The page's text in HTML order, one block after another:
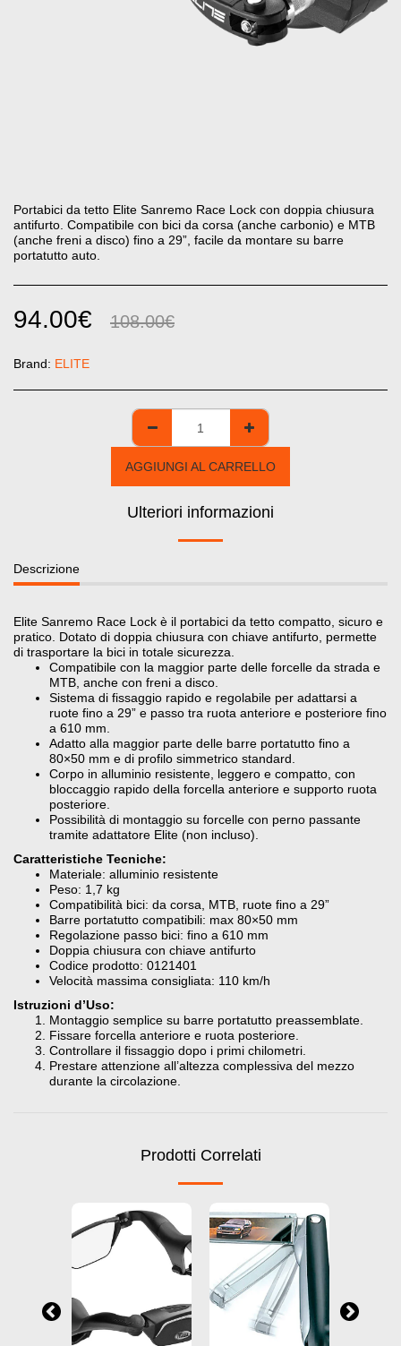
Portabici da tetto Elite Sanremo Race Lock con doppia chiusura
antifurto. Compatibile con bici da corsa (anche carbonio) e MTB
(anche freni a disco) fino a 29”, facile da montare su barre
portatutto auto.
94.00€ 108.00€
Brand: ELITE
AGGIUNGI AL CARRELLO
Ulteriori informazioni
Descrizione
Elite Sanremo Race Lock è il portabici da tetto compatto, sicuro e
pratico. Dotato di doppia chiusura con chiave antifurto, permette
di trasportare la bici in totale sicurezza.
Compatibile con la maggior parte delle forcelle da strada e
MTB, anche con freni a disco.
Sistema di fissaggio rapido e regolabile per adattarsi a
ruote fino a 29” e passo tra ruota anteriore e posteriore fino
a 610 mm.
Adatto alla maggior parte delle barre portatutto fino a
80×50 mm e di profilo simmetrico standard.
Corpo in alluminio resistente, leggero e compatto, con
bloccaggio rapido della forcella anteriore e supporto ruota
posteriore.
Possibilità di montaggio su forcelle con perno passante
tramite adattatore Elite (non incluso).
Caratteristiche Tecniche:
Materiale: alluminio resistente
Peso: 1,7 kg
Compatibilità bici: da corsa, MTB, ruote fino a 29”
Barre portatutto compatibili: max 80×50 mm
Regolazione passo bici: fino a 610 mm
Doppia chiusura con chiave antifurto
Codice prodotto: 0121401
Velocità massima consigliata: 110 km/h
Istruzioni d’Uso:
Montaggio semplice su barre portatutto preassemblate.
Fissare forcella anteriore e ruota posteriore.
Controllare il fissaggio dopo i primi chilometri.
Prestare attenzione all’altezza complessiva del mezzo
durante la circolazione.
Prodotti Correlati